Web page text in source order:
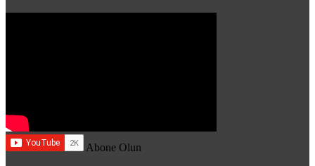
Abone Olun